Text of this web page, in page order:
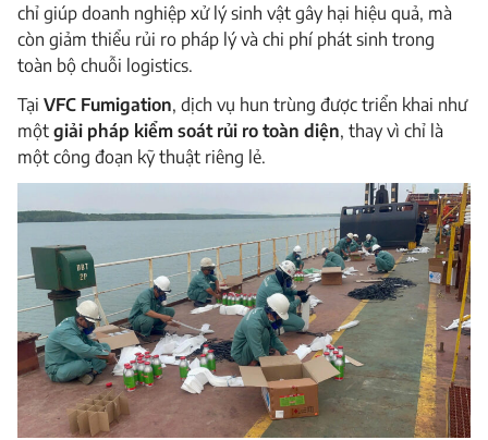
chỉ giúp doanh nghiệp xử lý sinh vật gây hại hiệu quả, mà
còn giảm thiểu rủi ro pháp lý và chi phí phát sinh trong
toàn bộ chuỗi logistics.
Tại VFC Fumigation, dịch vụ hun trùng được triển khai như
một giải pháp kiểm soát rủi ro toàn diện, thay vì chỉ là
một công đoạn kỹ thuật riêng lẻ.